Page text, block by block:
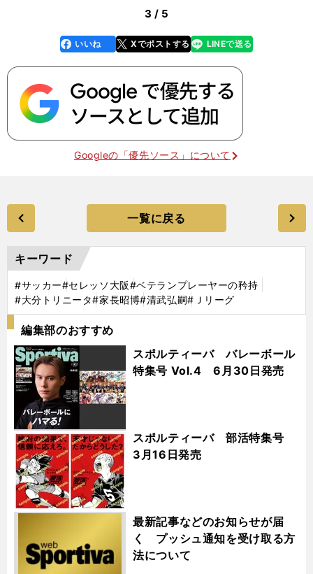
3 / 5
faceboo
k
いいね Xでポストする
line LINEで送る
Googleの「優先ソース」について
一覧に戻る
キーワード
#サッカー#セレッソ大阪#ベテランプレーヤーの矜持
#大分トリニータ#家長昭博#清武弘嗣#Ｊリーグ
編集部のおすすめ
スポルティーバ バレーボール
特集号 Vol.4 6月30日発売
スポルティーバ 部活特集号
3月16日発売
最新記事などのお知らせが届
く プッシュ通知を受け取る方
法について